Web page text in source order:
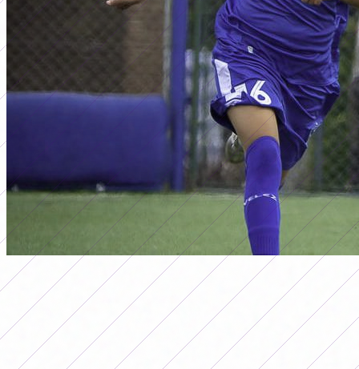
primera a
RESULTADOS DA DATA 5 DO
TORNEIO FEMININO DA PRIMEIRA
DIVISÃO